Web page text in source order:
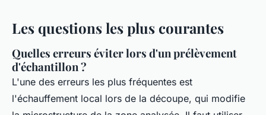
Les questions les plus courantes
Quelles erreurs éviter lors d'un prélèvement
d'échantillon ?
L'une des erreurs les plus fréquentes est
l'échauffement local lors de la découpe, qui modifie